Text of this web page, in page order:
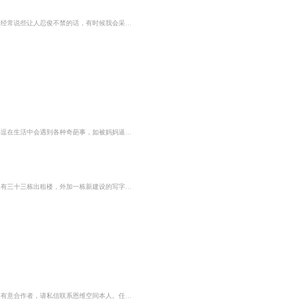
这里将陆续收藏一些关于我老妈弹琴，吐槽的一些音频，哈。老妈很逗，经常说些让人忍俊不禁的话，有时候我会采访她，有时候会和她弹个小曲。
讲述了小逗与父母、奶奶等家人之间发生的一系列搞笑又温馨的故事。小逗在生活中会遇到各种奇葩事，如被妈妈逼迫学习、遭遇爸妈的压岁钱套路等，但他总能凭借自己的机智化解难题或带来惊喜。
穿越过来就被合伙人扫地出门，到达了人生低谷。回到了家中，发现家里有三十三栋出租楼，外加一栋新建设的写字楼。摇身一变成了包租公，还出去做生意，脑子被驴踢了吧？每天收收租，过上咸鱼生活，收租它不香吗？
版权说明：老爸老妈出国英语系本人独立原创作品。欢迎大家一起学习。有意合作者，请私信联系恩维空间本人。任何人如借此非法牟利，本人保留依法维权的权利。 写给听众的话： 老爸老妈们辛苦了一辈子，现在又忙着上老年大学学出国英语。不管是为爱好、圆梦...